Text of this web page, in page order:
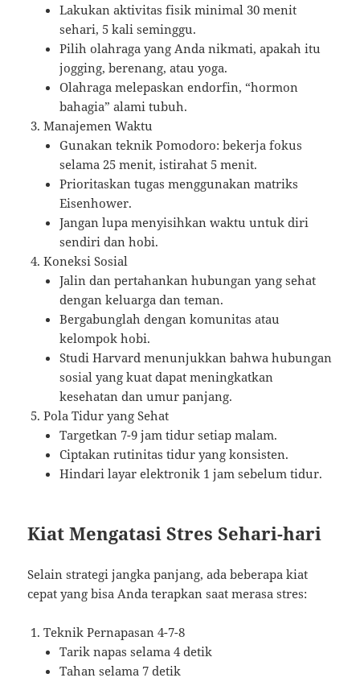
Lakukan aktivitas fisik minimal 30 menit
sehari, 5 kali seminggu.
Pilih olahraga yang Anda nikmati, apakah itu
jogging, berenang, atau yoga.
Olahraga melepaskan endorfin, “hormon
bahagia” alami tubuh.
Manajemen Waktu
Gunakan teknik Pomodoro: bekerja fokus
selama 25 menit, istirahat 5 menit.
Prioritaskan tugas menggunakan matriks
Eisenhower.
Jangan lupa menyisihkan waktu untuk diri
sendiri dan hobi.
Koneksi Sosial
Jalin dan pertahankan hubungan yang sehat
dengan keluarga dan teman.
Bergabunglah dengan komunitas atau
kelompok hobi.
Studi Harvard menunjukkan bahwa hubungan
sosial yang kuat dapat meningkatkan
kesehatan dan umur panjang.
Pola Tidur yang Sehat
Targetkan 7-9 jam tidur setiap malam.
Ciptakan rutinitas tidur yang konsisten.
Hindari layar elektronik 1 jam sebelum tidur.
Kiat Mengatasi Stres Sehari-hari
Selain strategi jangka panjang, ada beberapa kiat
cepat yang bisa Anda terapkan saat merasa stres:
Teknik Pernapasan 4-7-8
Tarik napas selama 4 detik
Tahan selama 7 detik